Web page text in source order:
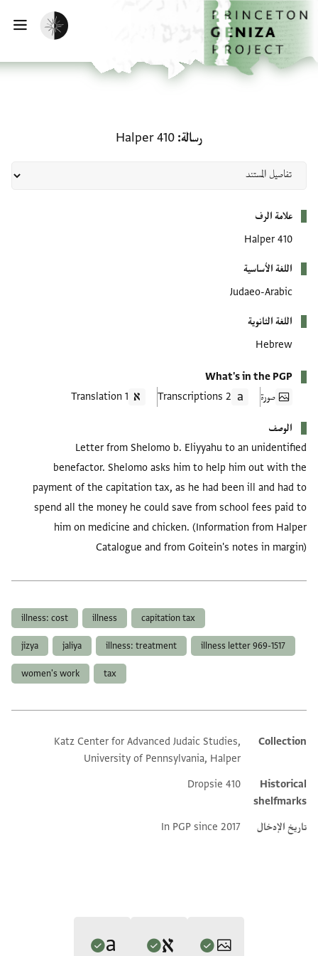
إلى المحتوى الرئيسي
الرئيسية
تفعيل الوضع المظلم
رسالة Halper 410
علامة الرف
Halper 410
اللغة الأساسية
Judaeo-Arabic
اللغة الثانوية
Hebrew
What's in the PGP
صورة
2 Transcriptions
1 Translation
الوصف
Letter from Shelomo b. Eliyyahu to an unidentified
benefactor. Shelomo asks him to help him out with the
payment of the capitation tax, as he had been ill and had to
spend all the money he could save from school fees paid to
him on medicine and chicken. (Information from Halper
Catalogue and from Goitein's notes in margin)
capitation tax
illness
illness: cost
illness letter 969-1517
illness: treatment
jaliya
jizya
tax
women's work
Additional metadata
Collection
Katz Center for Advanced Judaic Studies,
University of Pennsylvania, Halper
Historical
shelfmarks
Dropsie 410
تاريخ الإدخال In PGP since 2017